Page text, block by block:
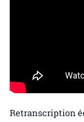
Retranscription